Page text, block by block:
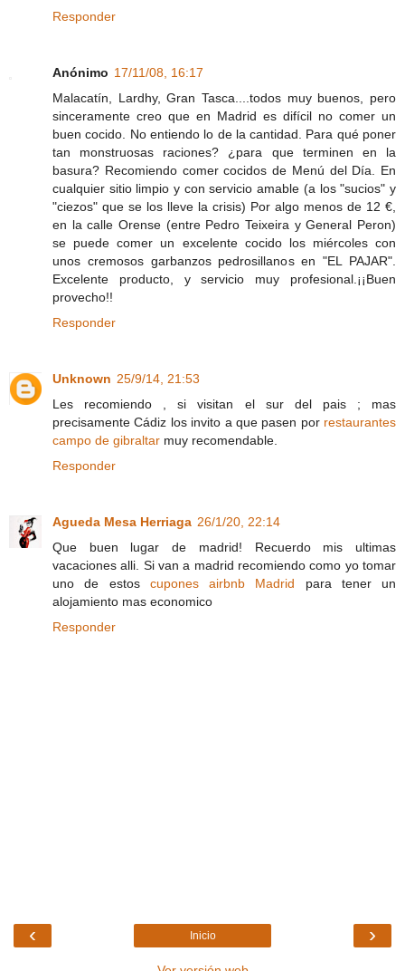
Responder
Anónimo 17/11/08, 16:17
Malacatín, Lardhy, Gran Tasca....todos muy buenos, pero
sinceramente creo que en Madrid es difícil no comer un
buen cocido. No entiendo lo de la cantidad. Para qué poner
tan monstruosas raciones? ¿para que terminen en la
basura? Recomiendo comer cocidos de Menú del Día. En
cualquier sitio limpio y con servicio amable (a los "sucios" y
"ciezos" que se los lleve la crisis) Por algo menos de 12 €,
en la calle Orense (entre Pedro Teixeira y General Peron)
se puede comer un excelente cocido los miércoles con
unos cremosos garbanzos pedrosillanos en "EL PAJAR".
Excelente producto, y servicio muy profesional.¡¡Buen
provecho!!
Responder
Unknown 25/9/14, 21:53
Les recomiendo , si visitan el sur del pais ; mas
precisamente Cádiz los invito a que pasen por restaurantes
campo de gibraltar muy recomendable.
Responder
Agueda Mesa Herriaga 26/1/20, 22:14
Que buen lugar de madrid! Recuerdo mis ultimas
vacaciones alli. Si van a madrid recomiendo como yo tomar
uno de estos cupones airbnb Madrid para tener un
alojamiento mas economico
Responder
‹ ›
Inicio